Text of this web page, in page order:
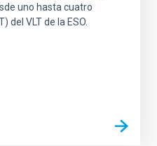
uno hasta cuatro
del VLT de la ESO.